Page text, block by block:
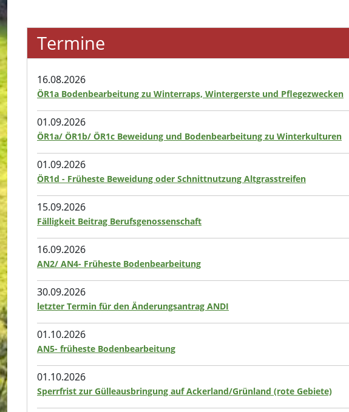
Termine
16.08.2026
ÖR1a Bodenbearbeitung zu Winterraps, Wintergerste und Pflegezwecken
01.09.2026
ÖR1a/ ÖR1b/ ÖR1c Beweidung und Bodenbearbeitung zu Winterkulturen
01.09.2026
ÖR1d - Früheste Beweidung oder Schnittnutzung Altgrasstreifen
15.09.2026
Fälligkeit Beitrag Berufsgenossenschaft
16.09.2026
AN2/ AN4- Früheste Bodenbearbeitung
30.09.2026
letzter Termin für den Änderungsantrag ANDI
01.10.2026
AN5- früheste Bodenbearbeitung
01.10.2026
Sperrfrist zur Gülleausbringung auf Ackerland/Grünland (rote Gebiete)